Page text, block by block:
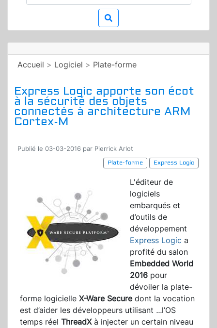
Accueil > Logiciel > Plate-forme
Express Logic apporte son écot
à la sécurité des objets
connectés à architecture ARM
Cortex-M
Publié le 03-03-2016 par Pierrick Arlot
Plate-forme
Express Logic
L'éditeur de
logiciels
embarqués et
d’outils de
développement
Express Logic a
profité du salon
Embedded World
2016 pour
dévoiler la plate-
forme logicielle X-Ware Securedont la vocation
est d’aider les développeurs utilisant ...l’OS
temps réel ThreadXà injecter un certain niveau